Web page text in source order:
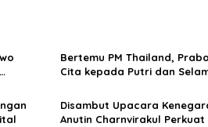
Bertemu PM Thailand,
Cita kepada Putri dan
Disambut Upacara
Anutin Charnvirakul